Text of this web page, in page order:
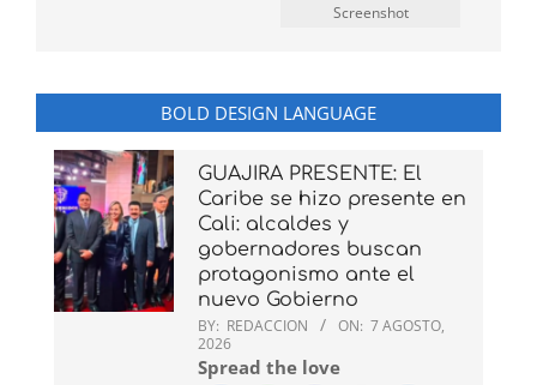
Screenshot
BOLD DESIGN LANGUAGE
GUAJIRA PRESENTE: El
Caribe se hizo presente en
Cali: alcaldes y
gobernadores buscan
protagonismo ante el
nuevo Gobierno
BY: REDACCION ON: 7 AGOSTO,
2026
Spread the love